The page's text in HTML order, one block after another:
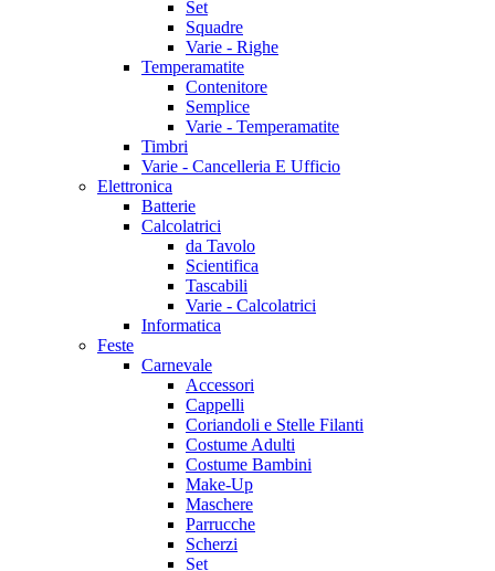
Set
Squadre
Varie - Righe
Temperamatite
Contenitore
Semplice
Varie - Temperamatite
Timbri
Varie - Cancelleria E Ufficio
Elettronica
Batterie
Calcolatrici
da Tavolo
Scientifica
Tascabili
Varie - Calcolatrici
Informatica
Feste
Carnevale
Accessori
Cappelli
Coriandoli e Stelle Filanti
Costume Adulti
Costume Bambini
Make-Up
Maschere
Parrucche
Scherzi
Set